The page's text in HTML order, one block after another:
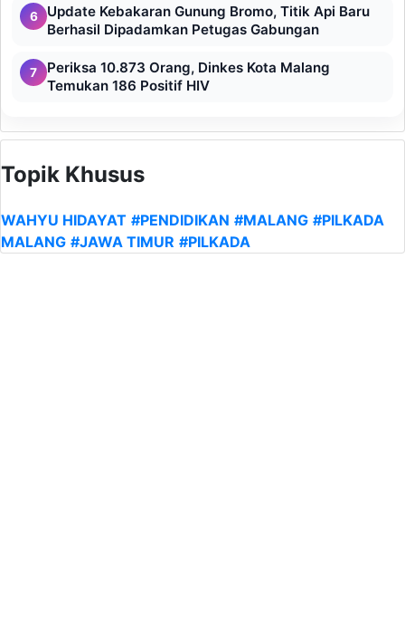
6
Update Kebakaran Gunung Bromo, Titik Api Baru
Berhasil Dipadamkan Petugas Gabungan
7
Periksa 10.873 Orang, Dinkes Kota Malang
Temukan 186 Positif HIV
Topik Khusus
WAHYU HIDAYAT #PENDIDIKAN #MALANG #PILKADA
MALANG #JAWA TIMUR #PILKADA